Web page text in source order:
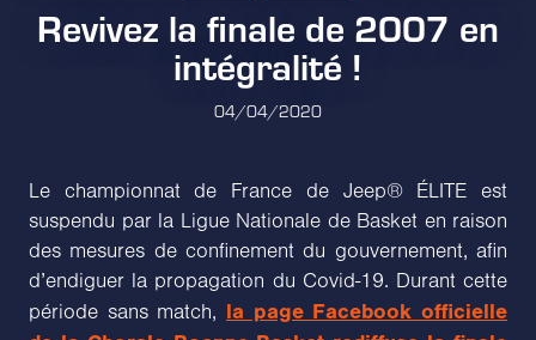
Revivez la finale de 2007 en
intégralité !
04/04/2020
Le championnat de France de Jeep® ÉLITE est
suspendu par la Ligue Nationale de Basket en raison
des mesures de confinement du gouvernement, afin
d’endiguer la propagation du Covid-19. Durant cette
période sans match, la page Facebook officielle